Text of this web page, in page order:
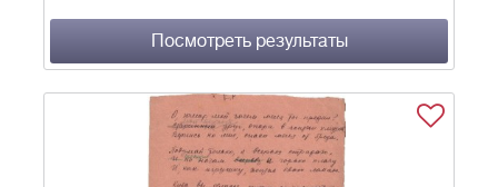
Посмотреть результаты